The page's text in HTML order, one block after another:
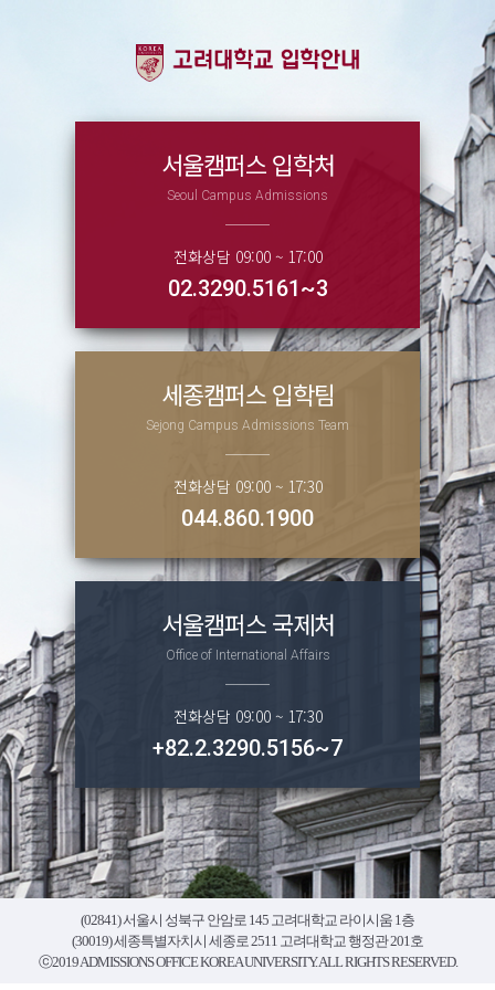
서울캠퍼스입학처
Seoul Campus Admissions
전화상담 09:00 ~ 17:00
02.3290.5161~3
세종캠퍼스입학팀
Sejong Campus Admissions Team
전화상담 09:00 ~ 17:30
044.860.1900
서울캠퍼스국제처
Office of International Affairs
전화상담 09:00 ~ 17:30
+82.2.3290.5156~7
(02841) 서울시 성북구 안암로 145 고려대학교 라이시움 1층
(30019) 세종특별자치시 세종로 2511 고려대학교 행정관 201호
ⓒ2019 ADMISSIONS OFFICE KOREA UNIVERSITY. ALL RIGHTS RESERVED.